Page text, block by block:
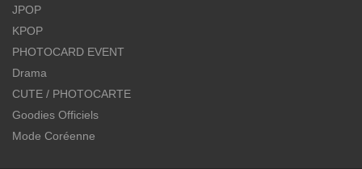
JPOP
KPOP
PHOTOCARD EVENT
Drama
CUTE / PHOTOCARTE
Goodies Officiels
Mode Coréenne